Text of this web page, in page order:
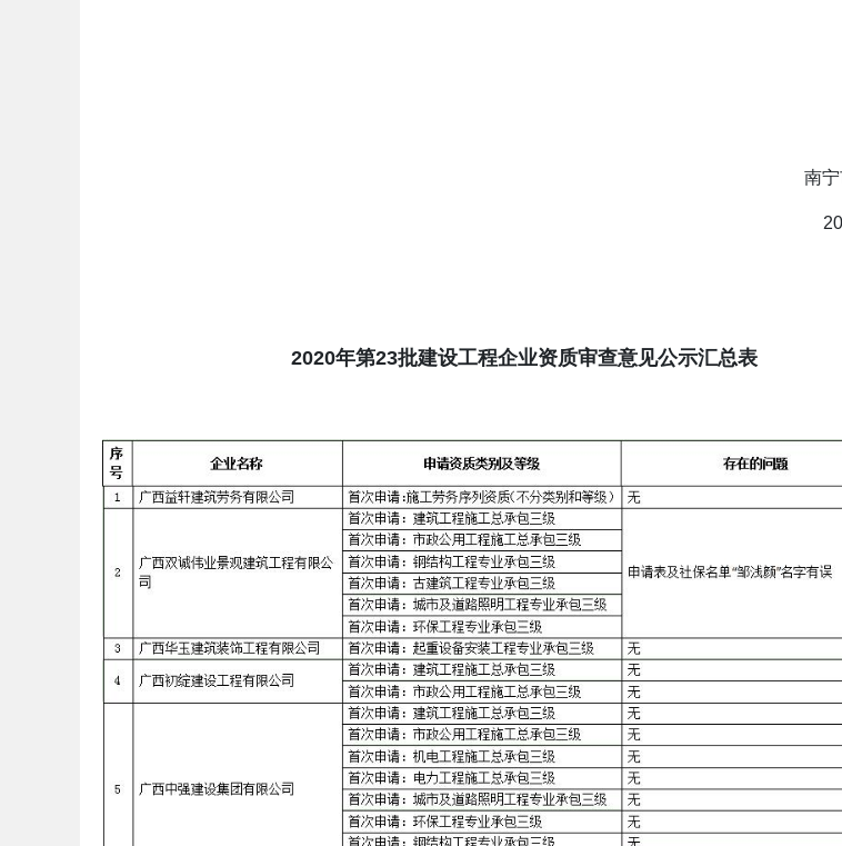
南宁市
2020年第23批建设工程企业资质审查意见公示汇总表